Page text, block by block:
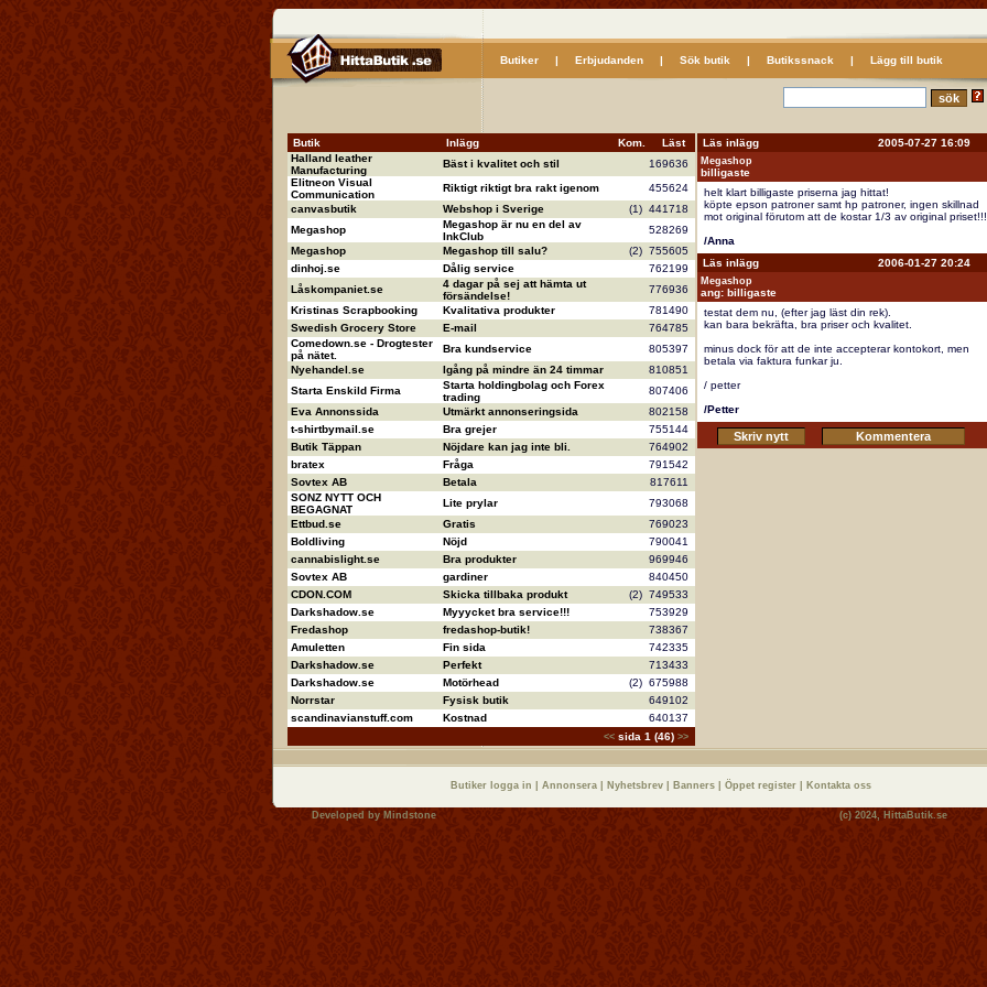
Butiker| Erbjudanden| Sök butik | Butikssnack | Lägg till butik
Butik Inlägg Kom.
Läst
Halland leather
Manufacturing
Bäst i kvalitet och stil
169636
Elitneon Visual
Communication
Riktigt riktigt bra rakt igenom
455624
canvasbutik
Webshop i Sverige (1) 441718
Megashop
Megashop är nu en del av
InkClub
528269
Megashop
Megashop till salu? (2) 755605
dinhoj.se
Dålig service
762199
Låskompaniet.se
4 dagar på sej att hämta ut
försändelse!
776936
Kristinas Scrapbooking
Kvalitativa produkter
781490
Swedish Grocery Store
E-mail
764785
Comedown.se - Drogtester
på nätet.
Bra kundservice
805397
Nyehandel.se
Igång på mindre än 24 timmar
810851
Starta Enskild Firma
Starta holdingbolag och Forex
trading
807406
Eva Annonssida
Utmärkt annonseringsida
802158
t-shirtbymail.se
Bra grejer
755144
Butik Täppan
Nöjdare kan jag inte bli.
764902
bratex
Fråga
791542
Sovtex AB
Betala
817611
SONZ NYTT OCH
BEGAGNAT
Lite prylar
793068
Ettbud.se
Gratis
769023
Boldliving
Nöjd
790041
cannabislight.se
Bra produkter
969946
Sovtex AB
gardiner
840450
CDON.COM
Skicka tillbaka produkt (2) 749533
Darkshadow.se
Myyycket bra service!!!
753929
Fredashop
fredashop-butik!
738367
Amuletten
Fin sida
742335
Darkshadow.se
Perfekt
713433
Darkshadow.se
Motörhead (2) 675988
Norrstar
Fysisk butik
649102
scandinavianstuff.com
Kostnad 640137
<< sida 1 (46) >>
Läs inlägg 2005-07-27 16:09
Megashop
billigaste
helt klart billigaste priserna jag hittat!
köpte epson patroner samt hp patroner, ingen skillnad
mot original förutom att de kostar 1/3 av original
/Anna
Läs inlägg 2006-01-27 20:24
Megashop
ang: billigaste
testat dem nu, (efter jag läst din rek).
kan bara bekräfta, bra priser och kvalitet.
minus dock för att de inte accepterar kontokort, men
betala via faktura funkar ju.
/ petter
/Petter
Butiker logga in Annonsera Nyhetsbrev Banners Öppet register Kontakta oss
Developed by Mindstone (c) 2024, HittaButik.se